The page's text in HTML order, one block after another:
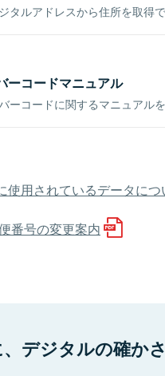
タルアドレスから住所を取得
ーコードマニュアル
ーコードに関するマニュアルを
使用されているデータにつ
番号の変更案内
デジタルの確かさ